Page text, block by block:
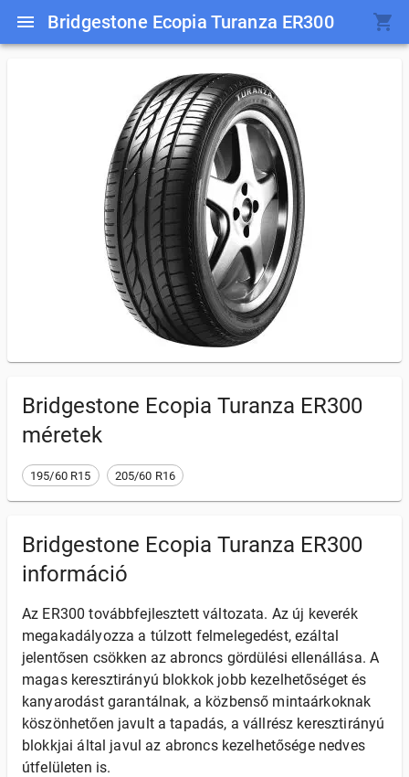
Bridgestone Ecopia Turanza ER300
Bridgestone Ecopia Turanza ER300
méretek
195/60 R15 205/60 R16
Bridgestone Ecopia Turanza ER300
információ
Az ER300 továbbfejlesztett változata. Az új keverék
megakadályozza a túlzott felmelegedést, ezáltal
jelentősen csökken az abroncs gördülési ellenállása. A
magas keresztirányú blokkok jobb kezelhetőséget és
kanyarodást garantálnak, a közbenső mintaárkoknak
köszönhetően javult a tapadás, a vállrész keresztirányú
blokkjai által javul az abroncs kezelhetősége nedves
útfelületen is.